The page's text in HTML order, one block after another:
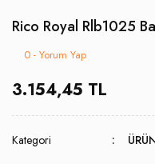
Rico Royal Rlb1025
0 - Yorum Yap
3.154,45 TL
Kategori